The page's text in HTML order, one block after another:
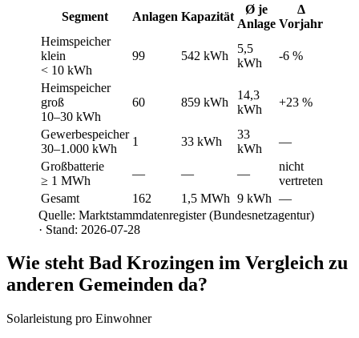
Segment
Anlagen Kapazität
Ø je
Anlage
Δ
Vorjahr
Heimspeicher
klein
< 10 kWh
99 542 kWh
5,5
kWh
-6 %
Heimspeicher
groß
10–30 kWh
60 859 kWh
14,3
kWh
+23 %
Gewerbespeicher
30–1.000 kWh
1 33 kWh
33
kWh
—
Großbatterie
≥ 1 MWh
— — —
nicht
vertreten
Gesamt
162 1,5 MWh 9 kWh —
Quelle: Marktstammdatenregister (Bundesnetzagentur)
· Stand: 2026-07-28
Wie steht Bad Krozingen im Vergleich zu
anderen Gemeinden da?
Solarleistung pro Einwohner